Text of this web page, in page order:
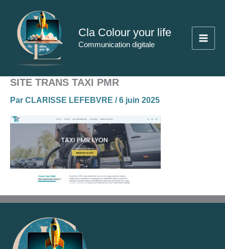
contenu
Cla Colour your life
Communication digitale
SITE TRANS TAXI PMR
Par CLARISSE LEFEBVRE /6 juin 2025